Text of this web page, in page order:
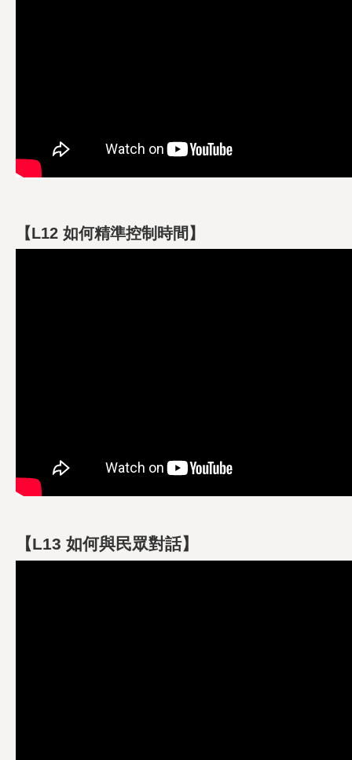
【L12 如何精準控制時間】
【L13 如何與民眾對話】